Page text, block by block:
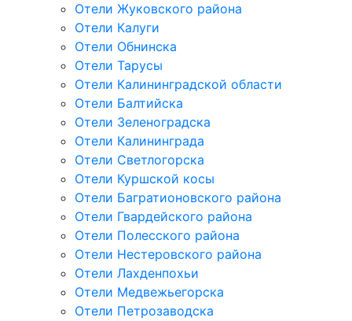
Отели Жуковского района
Отели Калуги
Отели Обнинска
Отели Тарусы
Отели Калининградской области
Отели Балтийска
Отели Зеленоградска
Отели Калининграда
Отели Светлогорска
Отели Куршской косы
Отели Багратионовского района
Отели Гвардейского района
Отели Полесского района
Отели Нестеровского района
Отели Лахденпохьи
Отели Медвежьегорска
Отели Петрозаводска